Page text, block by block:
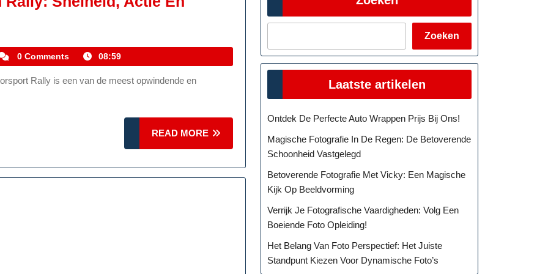
0 Comments 08:59
READ MORE
MORE
Zoeken
Laatste artikelen
Ontdek De Perfecte Auto Wrappen Prijs Bij Ons!
Magische Fotografie In De Regen: De Betoverende
Schoonheid Vastgelegd
Betoverende Fotografie Met Vicky: Een Magische
Kijk Op Beeldvorming
Verrijk Je Fotografische Vaardigheden: Volg Een
Boeiende Foto Opleiding!
Het Belang Van Foto Perspectief: Het Juiste
Standpunt Kiezen Voor Dynamische Foto’s